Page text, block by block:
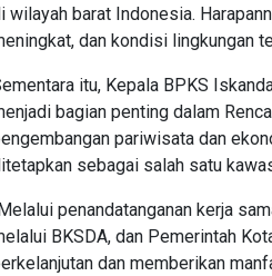
wilayah barat Indonesia.
dan kondisi lingkungan
itu, Kepala BPKS
bagian penting dalam
pariwisata dan
sebagai salah satu
penandatanganan kerja
BKSDA, dan Pemerintah
dan memberikan